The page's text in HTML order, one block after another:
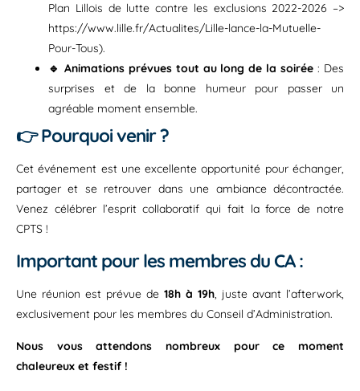
Plan Lillois de lutte contre les exclusions 2022-2026 –>
https://www.lille.fr/Actualites/Lille-lance-la-Mutuelle-
Pour-Tous).
🔹 Animations prévues tout au long de la soirée : Des
surprises et de la bonne humeur pour passer un
agréable moment ensemble.
👉Pourquoi venir ?
Cet événement est une excellente opportunité pour échanger,
partager et se retrouver dans une ambiance décontractée.
Venez célébrer l’esprit collaboratif qui fait la force de notre
CPTS !
Important pour les membres du CA :
Une réunion est prévue de 18h à 19h, juste avant l’afterwork,
exclusivement pour les membres du Conseil d’Administration.
Nous vous attendons nombreux pour ce moment
chaleureux et festif !